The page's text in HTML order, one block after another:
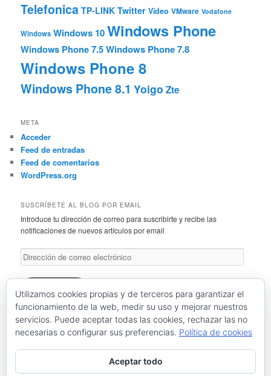
Telefonica TP-LINK Twitter Video VMware Vodafone
Windows Windows 10Windows Phone
Windows Phone 7.5Windows Phone 7.8
Windows Phone 8
Windows Phone 8.1 Yoigo Zte
META
Acceder
Feed de entradas
Feed de comentarios
WordPress.org
SUSCRÍBETE AL BLOG POR EMAIL
Introduce tu dirección de correo para suscribirte y recibe las
notificaciones de nuevos artículos por email
Dirección
de
correo
Suscríbete
Únete a otros 46 suscriptores
RSS: Entradas
Utilizamos cookies propias y de terceros para garantizar el
funcionamiento de la web, medir su uso y mejorar nuestros
servicios. Puede aceptar todas las cookies, rechazar las no
necesarias o configurar sus preferencias. Política de cookies
Aceptar todo